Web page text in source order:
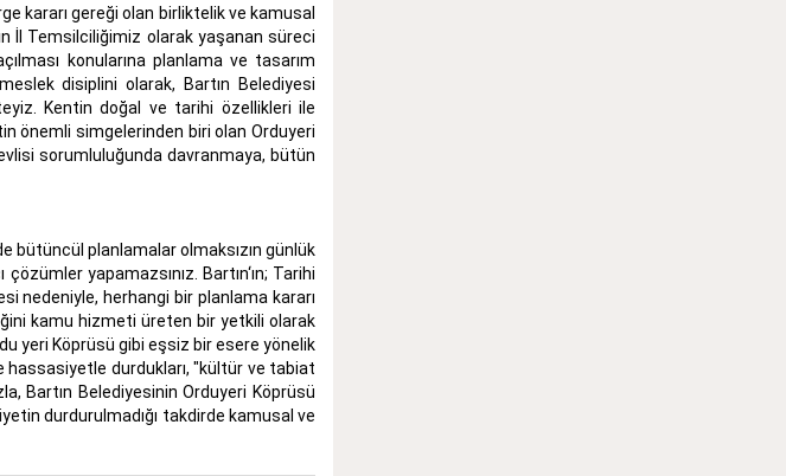
kararı gereği olan birliktelik ve kamusal
İl Temsilciliğimiz olarak yaşanan süreci
konularına planlama ve tasarım
disiplini olarak, Bartın Belediyesi
Kentin doğal ve tarihi özellikleri ile
önemli simgelerinden biri olan Orduyeri
sorumluluğunda davranmaya, bütün
bütüncül planlamalar olmaksızın günlük
yapamazsınız. Bartın‘ın; Tarihi
nedeniyle, herhangi bir planlama kararı
kamu hizmeti üreten bir yetkili olarak
yeri Köprüsü gibi eşsiz bir esere yönelik
hassasiyetle durdukları, "kültür ve tabiat
Bartın Belediyesinin Orduyeri Köprüsü
durdurulmadığı takdirde kamusal ve